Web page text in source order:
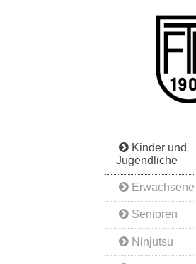
Kinder und
Jugendliche
Erwachsene
Senioren
Ninjutsu